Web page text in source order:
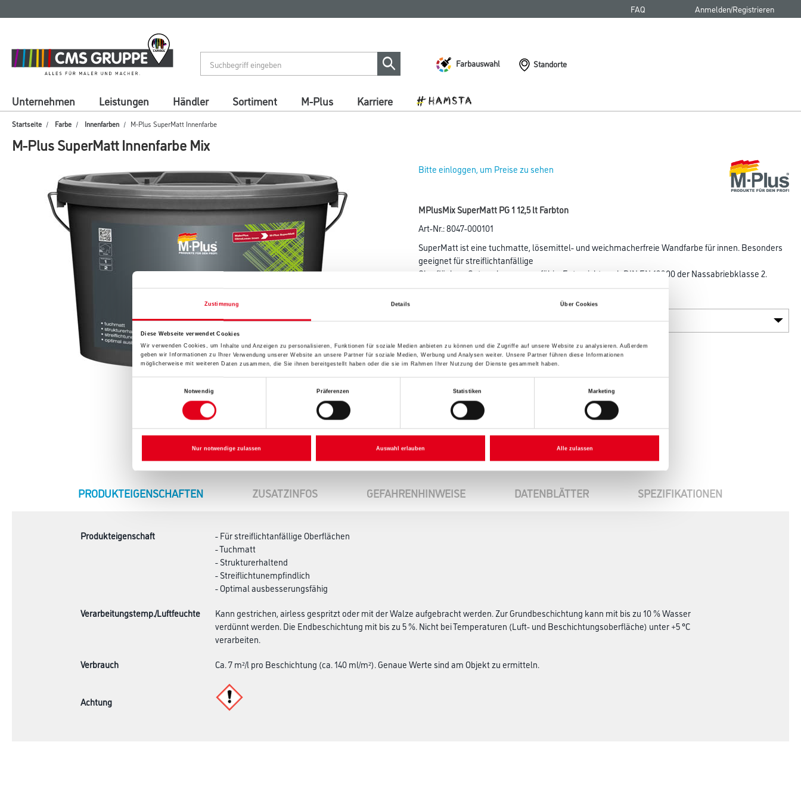
Zustimmung Details Über Cookies
Diese Webseite verwendet Cookies
Wir verwenden Cookies, um Inhalte und Anzeigen zu personalisieren, Funktionen für soziale Medien anbieten zu können und die Zugriffe auf unsere Website zu analysieren. Außerdem
geben wir Informationen zu Ihrer Verwendung unserer Website an unsere Partner für soziale Medien, Werbung und Analysen weiter. Unsere Partner führen diese Informationen
möglicherweise mit weiteren Daten zusammen, die Sie ihnen bereitgestellt haben oder die sie im Rahmen Ihrer Nutzung der Dienste gesammelt haben.
Notwendig
Präferenzen Statistiken Marketing
Nur notwendige zulassen Auswahl erlauben Alle zulassen
springen
springen
FAQ Anmelden/Registrieren
Farbauswahl Standorte
Unternehmen Leistungen Händler Sortiment M-Plus Karriere
Startseite Farbe Innenfarben M-Plus SuperMatt Innenfarbe
M-Plus SuperMatt Innenfarbe Mix
Bitte einloggen, um Preise zu sehen
MPlusMix SuperMatt PG 1 12,5 lt Farbton
Art-Nr.:8047-000101
SuperMatt ist eine tuchmatte, lösemittel- und weichmacherfreie Wandfarbe für innen. Besonders
geeignet für streiflichtanfällige
Oberflächen. Gut ausbesserungsfähig. Entspricht nach DIN EN 13300 der Nassabriebklasse 2.
Umrechnungsfaktoren
CURRENT
PRODUKTEIGENSCHAFTEN ZUSATZINFOS GEFAHRENHINWEISE DATENBLÄTTER SPEZIFIKATIONEN
Produkteigenschaft
- Für streiflichtanfällige Oberflächen
- Tuchmatt
- Strukturerhaltend
- Streiflichtunempfindlich
- Optimal ausbesserungsfähig
Verarbeitungstemp./Luftfeuchte
Kann gestrichen, airless gespritzt oder mit der Walze aufgebracht werden. Zur Grundbeschichtung kann mit bis zu 10 % Wasser
verdünnt werden. Die Endbeschichtung mit bis zu 5 %. Nicht bei Temperaturen (Luft- und Beschichtungsoberfläche) unter +5 °C
verarbeiten.
Verbrauch
Ca. 7 m²/l pro Beschichtung (ca. 140 ml/m²). Genaue Werte sind am Objekt zu ermitteln.
Achtung